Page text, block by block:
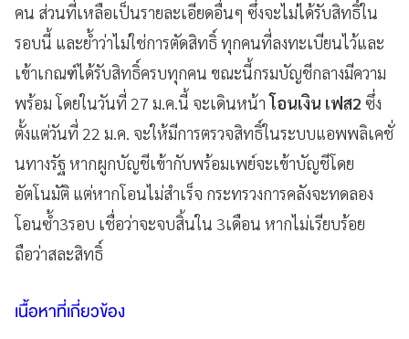
คน ส่วนที่เหลือเป็นรายละเอียดอื่นๆ ซึ่งจะไม่ได้รับสิทธิ์ใน
รอบนี้ และย้ำว่าไม่ใช่การตัดสิทธิ์ ทุกคนที่ลงทะเบียนไว้และ
เข้าเกณฑ์ได้รับสิทธิ์ครบทุกคน ขณะนี้กรมบัญชีกลางมีความ
พร้อม โดยในวันที่ 27 ม.ค.นี้ จะเดินหน้าโอนเงิน เฟส2 ซึ่ง
ตั้งแต่วันที่ 22 ม.ค. จะให้มีการตรวจสิทธิ์ในระบบแอพพลิเคชั่
นทางรัฐ หากผูกบัญชีเข้ากับพร้อมเพย์จะเข้าบัญชีโดย
อัตโนมัติ แต่หากโอนไม่สำเร็จ กระทรวงการคลังจะทดลอง
โอนซ้ำ3รอบ เชื่อว่าจะจบสิ้นใน 3เดือน หากไม่เรียบร้อย
ถือว่าสละสิทธิ์
เนื้อหาที่เกี่ยวข้อง